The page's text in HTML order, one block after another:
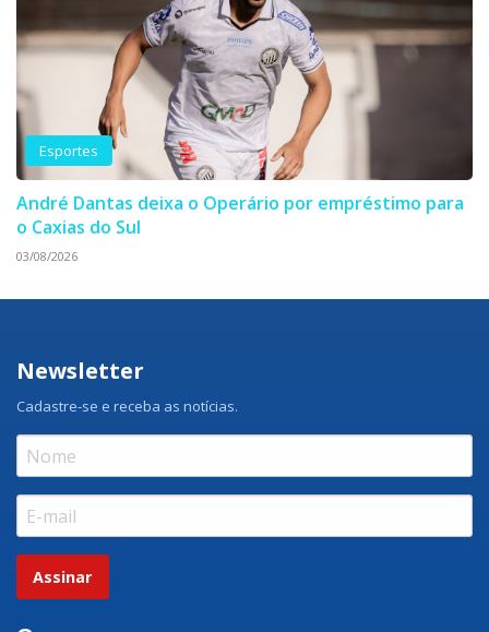
Esportes
André Dantas deixa o Operário por empréstimo para
o Caxias do Sul
03/08/2026
Newsletter
Cadastre-se e receba as notícias.
Assinar